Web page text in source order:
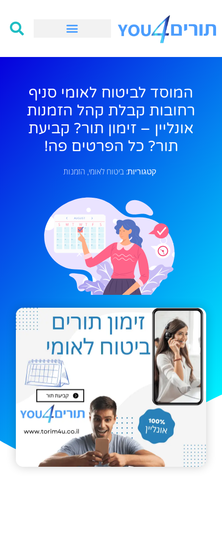
המוסד לביטוח לאומי סניף
רחובות קבלת קהל הזמנות
אונליין – זימון תור? קביעת
תור? כל הפרטים פה!
קטגוריות: ביטוח לאומי, הזמנות